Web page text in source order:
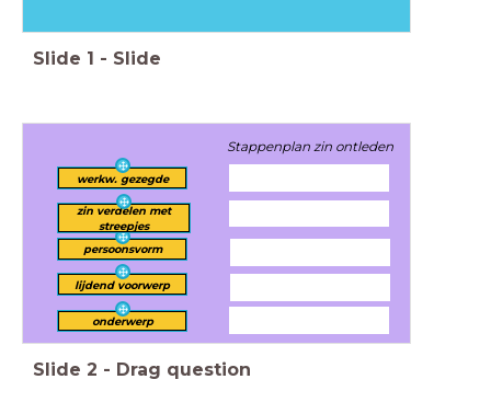
Slide 1 - Slide
Stappenplan zin ontleden
werkw. gezegde
onderwerp
persoonsvorm
zin verdelen met
streepjes
lijdend voorwerp
Slide 2 - Drag question